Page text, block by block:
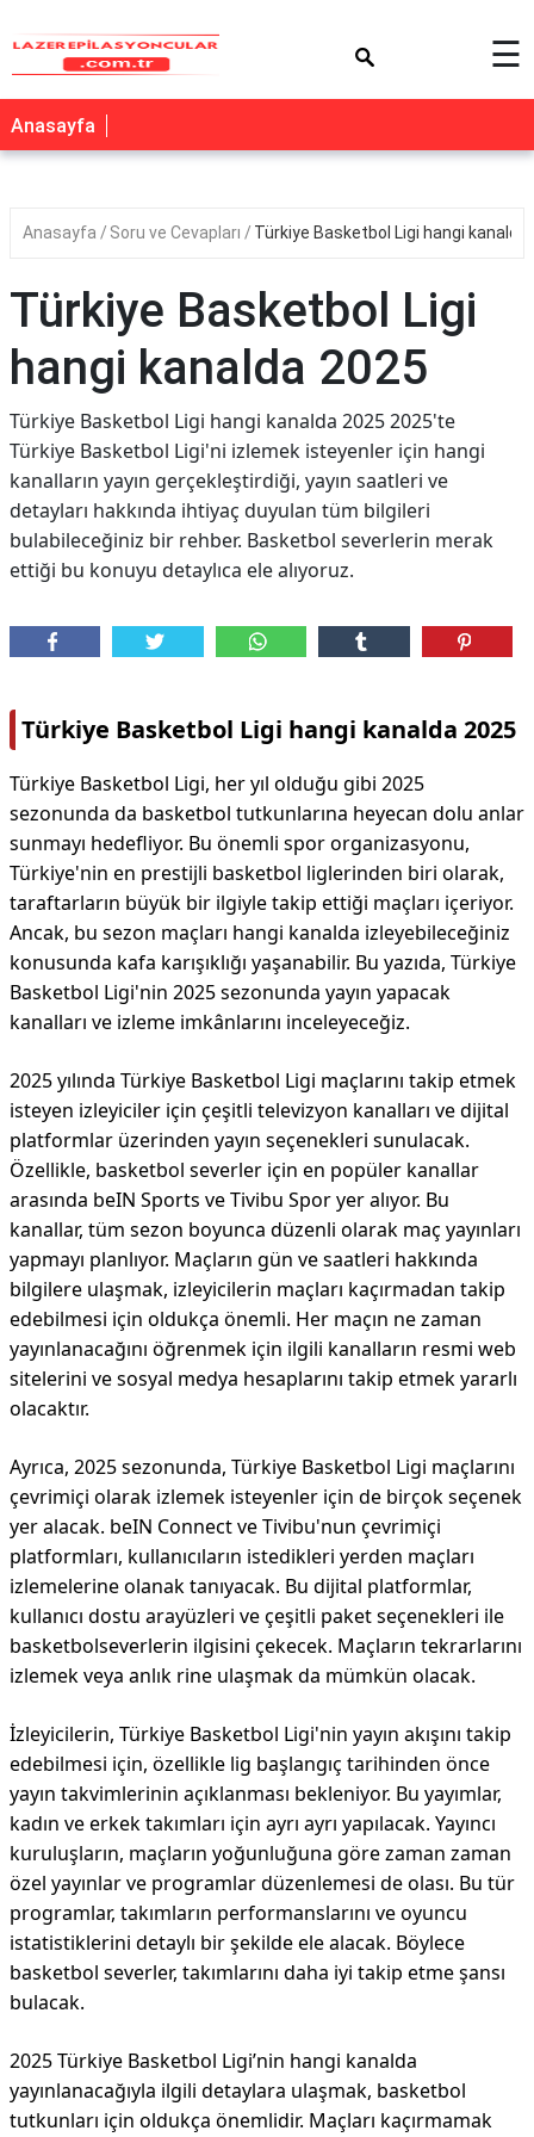
☰
Anasayfa
Anasayfa Soru ve Cevapları Türkiye Basketbol Ligi hangi kanalda
Türkiye Basketbol Ligi
hangi kanalda 2025
Türkiye Basketbol Ligi hangi kanalda 2025 2025'te
Türkiye Basketbol Ligi'ni izlemek isteyenler için hangi
kanalların yayın gerçekleştirdiği, yayın saatleri ve
detayları hakkında ihtiyaç duyulan tüm bilgileri
bulabileceğiniz bir rehber. Basketbol severlerin merak
ettiği bu konuyu detaylıca ele alıyoruz.
Türkiye Basketbol Ligi hangi kanalda 2025
Türkiye Basketbol Ligi, her yıl olduğu gibi 2025
sezonunda da basketbol tutkunlarına heyecan dolu anlar
sunmayı hedefliyor. Bu önemli spor organizasyonu,
Türkiye'nin en prestijli basketbol liglerinden biri olarak,
taraftarların büyük bir ilgiyle takip ettiği maçları içeriyor.
Ancak, bu sezon maçları hangi kanalda izleyebileceğiniz
konusunda kafa karışıklığı yaşanabilir. Bu yazıda, Türkiye
Basketbol Ligi'nin 2025 sezonunda yayın yapacak
kanalları ve izleme imkânlarını inceleyeceğiz.
2025 yılında Türkiye Basketbol Ligi maçlarını takip etmek
isteyen izleyiciler için çeşitli televizyon kanalları ve dijital
platformlar üzerinden yayın seçenekleri sunulacak.
Özellikle, basketbol severler için en popüler kanallar
arasında beIN Sports ve Tivibu Spor yer alıyor. Bu
kanallar, tüm sezon boyunca düzenli olarak maç yayınları
yapmayı planlıyor. Maçların gün ve saatleri hakkında
bilgilere ulaşmak, izleyicilerin maçları kaçırmadan takip
edebilmesi için oldukça önemli. Her maçın ne zaman
yayınlanacağını öğrenmek için ilgili kanalların resmi web
sitelerini ve sosyal medya hesaplarını takip etmek yararlı
olacaktır.
Ayrıca, 2025 sezonunda, Türkiye Basketbol Ligi maçlarını
çevrimiçi olarak izlemek isteyenler için de birçok seçenek
yer alacak. beIN Connect ve Tivibu'nun çevrimiçi
platformları, kullanıcıların istedikleri yerden maçları
izlemelerine olanak tanıyacak. Bu dijital platformlar,
kullanıcı dostu arayüzleri ve çeşitli paket seçenekleri ile
basketbolseverlerin ilgisini çekecek. Maçların tekrarlarını
izlemek veya anlık rine ulaşmak da mümkün olacak.
İzleyicilerin, Türkiye Basketbol Ligi'nin yayın akışını takip
edebilmesi için, özellikle lig başlangıç tarihinden önce
yayın takvimlerinin açıklanması bekleniyor. Bu yayımlar,
kadın ve erkek takımları için ayrı ayrı yapılacak. Yayıncı
kuruluşların, maçların yoğunluğuna göre zaman zaman
özel yayınlar ve programlar düzenlemesi de olası. Bu tür
programlar, takımların performanslarını ve oyuncu
istatistiklerini detaylı bir şekilde ele alacak. Böylece
basketbol severler, takımlarını daha iyi takip etme şansı
bulacak.
2025 Türkiye Basketbol Ligi’nin hangi kanalda
yayınlanacağıyla ilgili detaylara ulaşmak, basketbol
tutkunları için oldukça önemlidir. Maçları kaçırmamak